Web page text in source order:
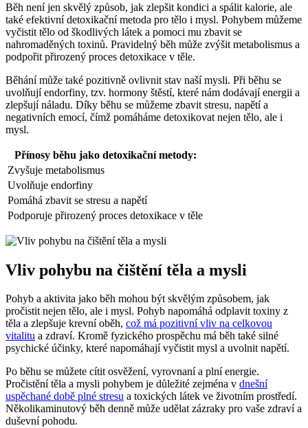
Běh není jen skvělý způsob, jak zlepšit kondici a spálit kalorie, ale
také efektivní detoxikační metoda pro tělo i mysl. Pohybem můžeme
vyčistit tělo od škodlivých látek a pomoci mu zbavit se
nahromaděných toxinů. Pravidelný běh může zvýšit metabolismus a
podpořit přirozený proces detoxikace v těle.
Běhání může také pozitivně ovlivnit stav naší mysli. Při běhu se
uvolňují endorfiny, tzv. hormony štěstí, které nám dodávají energii a
zlepšují náladu. Díky běhu se můžeme zbavit stresu, napětí a
negativních emocí, čímž pomáháme detoxikovat nejen tělo, ale i
mysl.
Přínosy běhu jako detoxikační metody:
Zvyšuje metabolismus
Uvolňuje endorfiny
Pomáhá zbavit se stresu a napětí
Podporuje přirozený proces detoxikace v těle
Vliv pohybu na čištění těla a mysli
Pohyb a aktivita jako běh mohou být skvělým způsobem, jak
pročistit nejen tělo, ale i mysl. Pohyb napomáhá odplavit toxiny z
těla a zlepšuje krevní oběh, což má pozitivní vliv na celkovou
vitalitu a zdraví. Kromě fyzického prospěchu má běh také silné
psychické účinky, které napomáhají vyčistit mysl a uvolnit napětí.
Po běhu se můžete cítit osvěžení, vyrovnaní a plní energie.
Pročistění těla a mysli pohybem je důležité zejména v dnešní
uspěchané době plné stresu a toxických látek ve životním prostředí.
Několikaminutový běh denně může udělat zázraky pro vaše zdraví a
duševní pohodu.